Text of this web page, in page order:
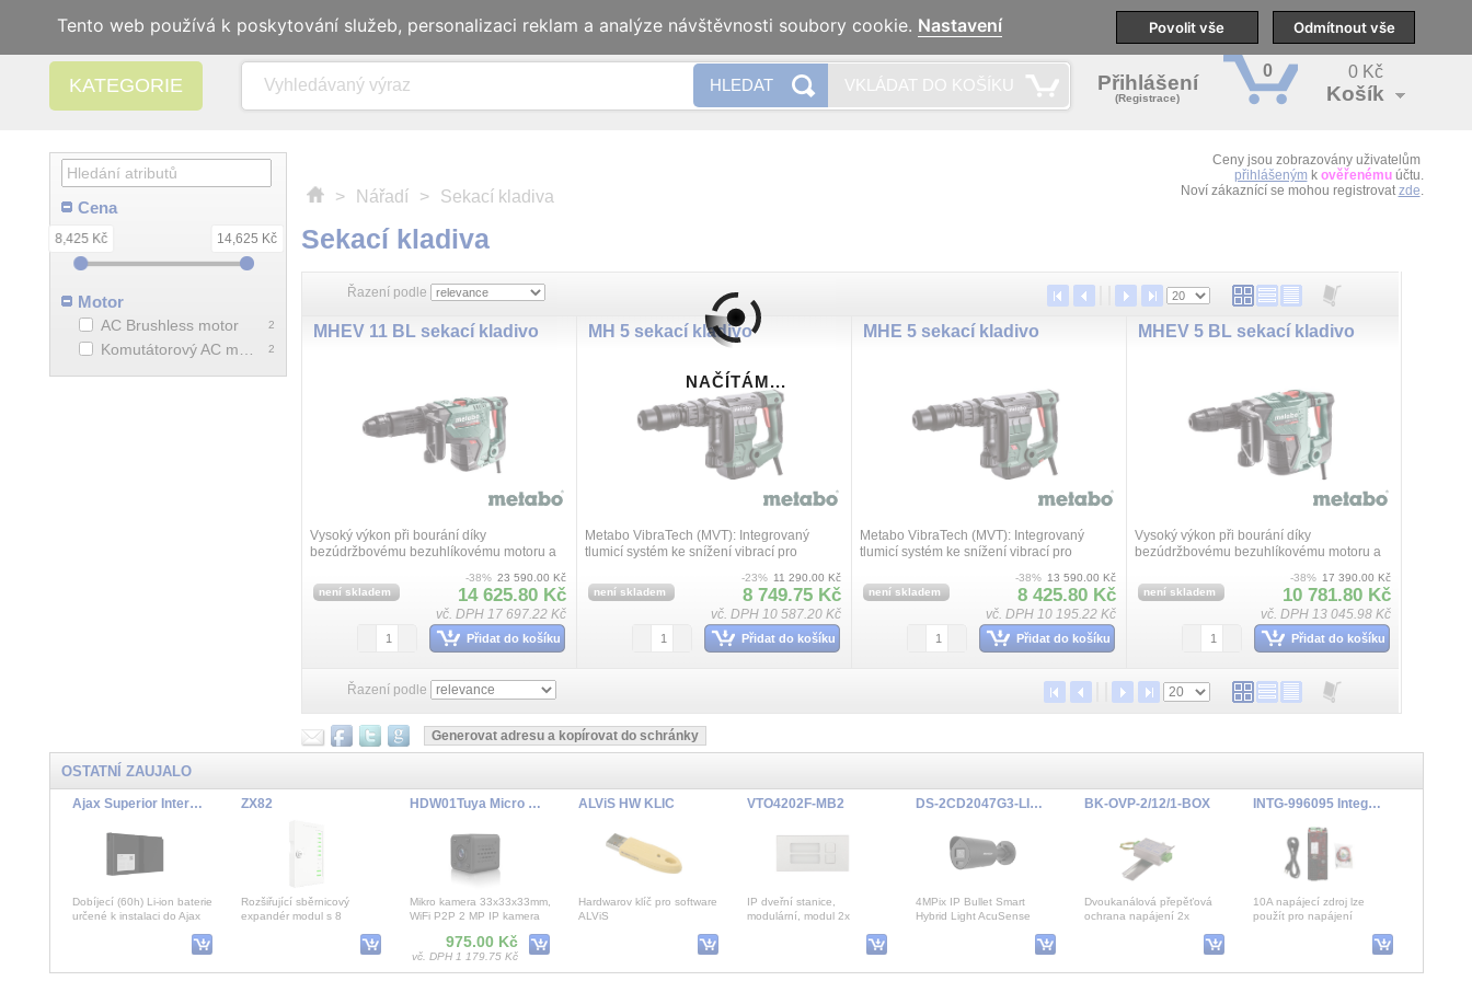
Naše pobočky Technická podpora CS
KATEGORIE HLEDAT VKLÁDAT DO KOŠÍKU Přihlášení
(Registrace)
0 0 Kč
Košík
Cena
8,425 Kč 14,625 Kč
Motor
2
AC Brushless motor
2
> Nářadí > Sekací kladiva
Ceny jsou zobrazovány uživatelům
přihlášenýmk ověřenémuúčtu.
Noví zákaznící se mohou registrovatzde.
Sekací kladiva
NAČÍTÁM...
Řazení podle
MHEV 11 BL sekací kladivo
Vysoký výkon při bourání díky
bezúdržbovému bezuhlíkovému motoru a
mechanismu, Dlouhá životnost díky
bezuhlíkové technologii a robust...
není skladem
-38% 23 590.00 Kč
14 625.80 Kč
vč. DPH 17 697.22 Kč
Přidat do košíku
MH 5 sekací kladivo
Metabo VibraTech (MVT): Integrovaný
tlumicí systém ke snížení vibrací pro
nízká hmotnost díky krytu převodu z ma...
není skladem
-23% 11 290.00 Kč
8 749.75 Kč
vč. DPH 10 587.20 Kč
Přidat do košíku
MHE 5 sekací kladivo
Metabo VibraTech (MVT): Integrovaný
tlumicí systém ke snížení vibrací pro
Vario-Constamatic (VC) k práci s odpovíd...
není skladem
-38% 13 590.00 Kč
8 425.80 Kč
vč. DPH 10 195.22 Kč
Přidat do košíku
MHEV 5 BL sekací kladivo
Vysoký výkon při bourání díky
bezúdržbovému bezuhlíkovému motoru a
mechanismu, Dlouhá životnost díky
bezuhlíkové technologii a robust...
není skladem
-38% 17 390.00 Kč
10 781.80 Kč
vč. DPH 13 045.98 Kč
Přidat do košíku
Řazení podle
OSTATNÍ ZAUJALO
Ajax Superior Internal Battery (60h), Superior Hub, Superior Rex, ASP black
Dobíjecí (60h) Li-ion baterie
určené k instalaci do Ajax
ZX82
Rozšiřující sběrnicový
expandér modul s 8
HDW01Tuya Micro Camera 2MP WiFi Tuya
Mikro kamera 33x33x33mm,
WiFi P2P 2 MP IP kamera
vysoce citlivý mikrofon,
975.00 Kč
vč. DPH 1 179.75 Kč
ALViS HW KLIC
Hardwarov klíč pro software
ALViS
VTO4202F-MB2
IP dveřní stanice,
modulární, modul 2x
DS-2CD2047G3-LI2UY/SL(2.8mm)/BLACK
4MPix IP Bullet Smart
Hybrid Light AcuSense
130dB, IP67, blikač, černá
BK-OVP-2/12/1-BOX
Dvoukanálová přepěťová
ochrana napájení 2x
dvoustupňové provedení,
INTG-996095 Integriti 10A Smart PSU
10A napájecí zdroj lze
použít pro napájení
Tento web používá k poskytování služeb, personalizaci reklam a analýze návštěvnosti soubory cookie. Nastavení Povolit vše Odmítnout vše